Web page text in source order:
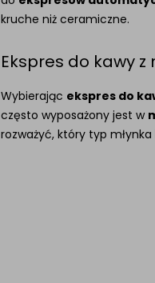
kruche niż ceramiczne.
Ekspres do kawy
Wybierając ekspres do
często wyposażony jest w
rozważyć, który typ